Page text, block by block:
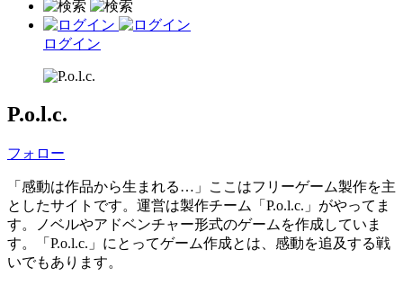
ログイン
P.o.l.c.
フォロー
「感動は作品から生まれる…」ここはフリーゲーム製作を主
としたサイトです。運営は製作チーム「P.o.l.c.」がやってま
す。ノベルやアドベンチャー形式のゲームを作成していま
す。「P.o.l.c.」にとってゲーム作成とは、感動を追及する戦
いでもあります。